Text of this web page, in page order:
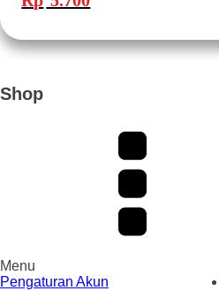
Rp 20.000. adalah:
Shop
Menu
Pengaturan Akun